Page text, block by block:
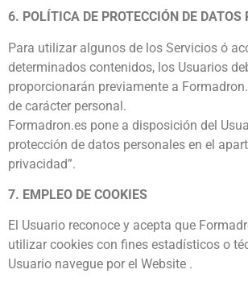
6. POLÍTICA DE PROTECCIÓN DE DATOS
Para utilizar algunos de los Servicios ó
determinados contenidos, los Usuarios
proporcionarán previamente a
de carácter personal.
Formadron.es pone a disposición del
protección de datos personales en el
privacidad”.
7. EMPLEO DE COOKIES
El Usuario reconoce y acepta que
utilizar cookies con fines estadísticos o
Usuario navegue por el Website .